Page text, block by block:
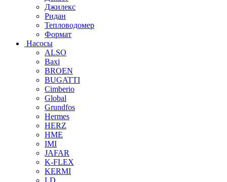
Джилекс
Ридан
Тепловодомер
Формат
Насосы
ALSO
Baxi
BROEN
BUGATTI
Cimberio
Global
Grundfos
Hermes
HERZ
HME
IMI
JAFAR
K-FLEX
KERMI
LD